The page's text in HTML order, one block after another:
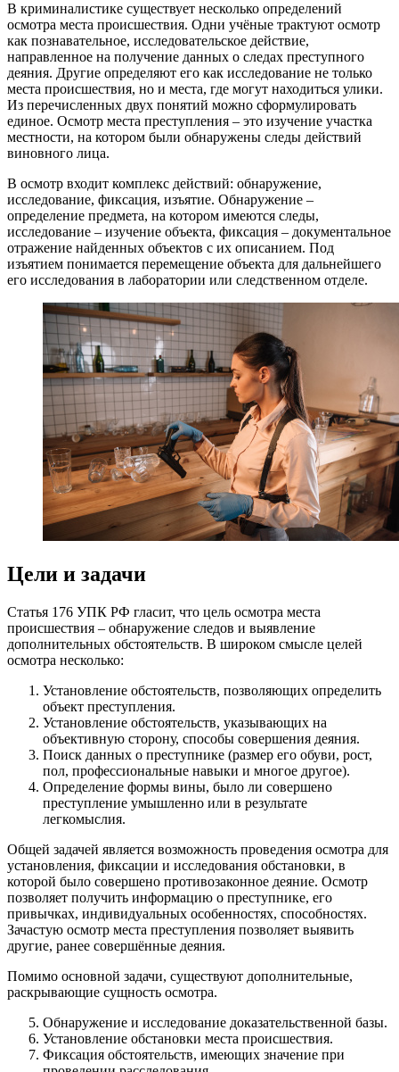
В криминалистике существует несколько определений
осмотра места происшествия. Одни учёные трактуют осмотр
как познавательное, исследовательское действие,
направленное на получение данных о следах преступного
деяния. Другие определяют его как исследование не только
места происшествия, но и места, где могут находиться улики.
Из перечисленных двух понятий можно сформулировать
единое. Осмотр места преступления – это изучение участка
местности, на котором были обнаружены следы действий
виновного лица.
В осмотр входит комплекс действий: обнаружение,
исследование, фиксация, изъятие. Обнаружение –
определение предмета, на котором имеются следы,
исследование – изучение объекта, фиксация – документальное
отражение найденных объектов с их описанием. Под
изъятием понимается перемещение объекта для дальнейшего
его исследования в лаборатории или следственном отделе.
Цели и задачи
Статья 176 УПК РФ гласит, что цель осмотра места
происшествия – обнаружение следов и выявление
дополнительных обстоятельств. В широком смысле целей
осмотра несколько:
Установление обстоятельств, позволяющих определить
объект преступления.
Установление обстоятельств, указывающих на
объективную сторону, способы совершения деяния.
Поиск данных о преступнике (размер его обуви, рост,
пол, профессиональные навыки и многое другое).
Определение формы вины, было ли совершено
преступление умышленно или в результате
легкомыслия.
Общей задачей является возможность проведения осмотра для
установления, фиксации и исследования обстановки, в
которой было совершено противозаконное деяние. Осмотр
позволяет получить информацию о преступнике, его
привычках, индивидуальных особенностях, способностях.
Зачастую осмотр места преступления позволяет выявить
другие, ранее совершённые деяния.
Помимо основной задачи, существуют дополнительные,
раскрывающие сущность осмотра.
Обнаружение и исследование доказательственной базы.
Установление обстановки места происшествия.
Фиксация обстоятельств, имеющих значение при